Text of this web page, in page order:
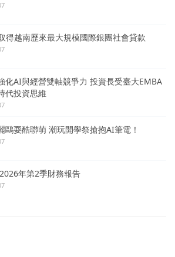
得越南歷來最大規模國際銀團社會貸款
化AI與經營雙軸競爭力 投資長受臺大EMBA
代投資思維
鷗耍酷聯萌 潮玩開學祭搶抱AI筆電！
年第2季財務報告